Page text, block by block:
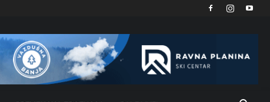
Najveći rizik sa nepismenim stanovništvom je
"kupovina glasova" i manipulacija kroz fiktivne
pomoćnike (koji zapravo glasaju po nalogu
političkih partija, a ne po želji birača).
Анонимно2818605